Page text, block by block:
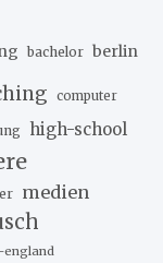
bachelor berlin
computer
high-school
medien
england